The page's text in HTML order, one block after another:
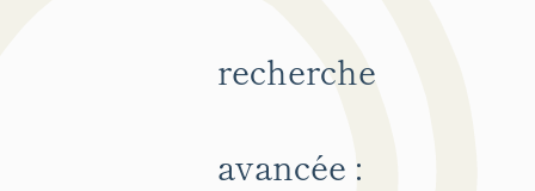
recherche
avancée :